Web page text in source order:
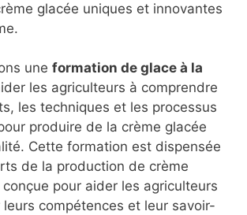
glacée uniques et innovantes
une formation de glace à la
les agriculteurs à comprendre
les techniques et les processus
produire de la crème glacée
Cette formation est dispensée
de la production de crème
pour aider les agriculteurs
compétences et leur savoir-